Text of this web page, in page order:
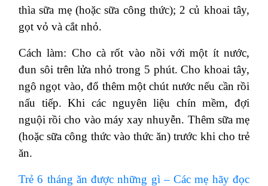
thìa sữa mẹ (hoặc sữa công thức); 2 củ khoai tây,
gọt vỏ và cắt nhỏ.
Cách làm: Cho cà rốt vào nồi với một ít nước,
đun sôi trên lửa nhỏ trong 5 phút. Cho khoai tây,
ngô ngọt vào, đổ thêm một chút nước nếu cần rồi
nấu tiếp. Khi các nguyên liệu chín mềm, đợi
nguội rồi cho vào máy xay nhuyễn. Thêm sữa mẹ
(hoặc sữa công thức vào thức ăn) trước khi cho trẻ
ăn.
Trẻ 6 tháng ăn được những gì – Các mẹ hãy đọc